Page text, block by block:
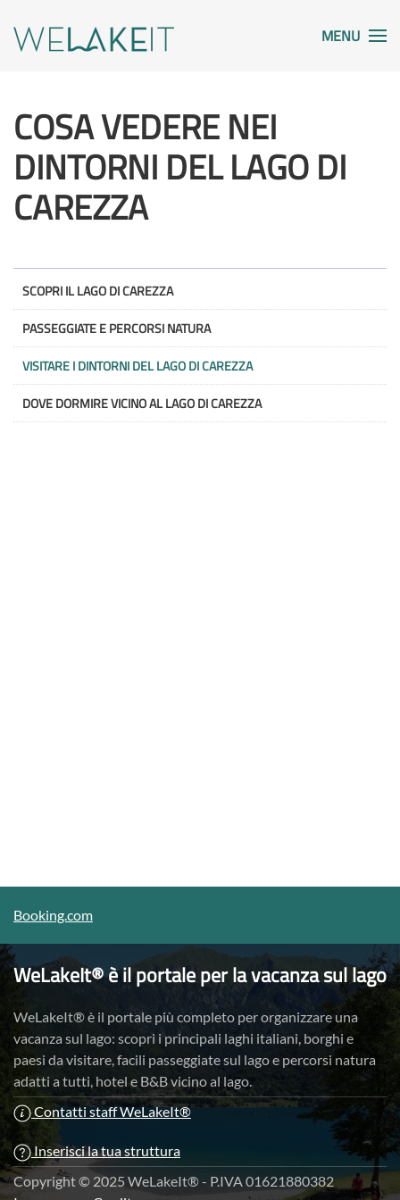
MENU
COSA VEDERE NEI
DINTORNI DEL LAGO DI
CAREZZA
SCOPRI IL LAGO DI CAREZZA
PASSEGGIATE E PERCORSI NATURA
VISITARE I DINTORNI DEL LAGO DI CAREZZA
DOVE DORMIRE VICINO AL LAGO DI CAREZZA
Booking.com
WeLakeIt® è il portale per la vacanza sul lago
WeLakeIt® è il portale più completo per organizzare una
vacanza sul lago: scopri i principali laghi italiani, borghi e
paesi da visitare, facili passeggiate sul lago e percorsi natura
adatti a tutti, hotel e B&B vicino al lago.
Contatti staff WeLakeIt®
Inserisci la tua struttura
Copyright © 2025 WeLakeIt® - P.IVA 01621880382